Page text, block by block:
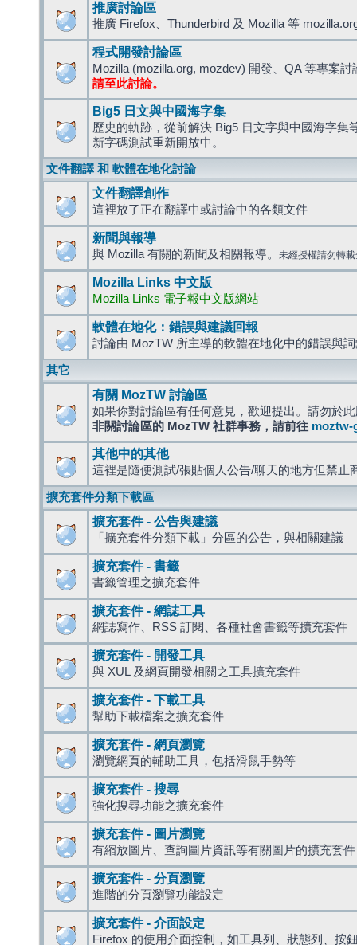
推廣討論區
推廣 Firefox、Thunderbird 及 Mozilla 等
程式開發討論區
Mozilla (mozilla.org, mozdev) 開發、QA 等專案討
請至此討論。
Big5 日文與中國海字集
歷史的軌跡，從前解決 Big5 日文字與中國海字集
新字碼測試重新開放中。
文件翻譯 和 軟體在地化討論
文件翻譯創作
這裡放了正在翻譯中或討論中的各類文件
新聞與報導
與 Mozilla 有關的新聞及相關報導。 未經授權請勿轉
Mozilla Links 中文版
Mozilla Links 電子報中文版網站
軟體在地化：錯誤與建議回報
討論由 MozTW 所主導的軟體在地化中的錯誤與
其它
有關 MozTW 討論區
如果你對討論區有任何意見，歡迎提出。請勿於
非關討論區的 MozTW 社群事務，請前往 moztw-
其他中的其他
這裡是隨便測試/張貼個人公告/聊天的地方但禁止
擴充套件分類下載區
擴充套件 - 公告與建議
「擴充套件分類下載」分區的公告，與相關建議
擴充套件 - 書籤
書籤管理之擴充套件
擴充套件 - 網誌工具
網誌寫作、RSS 訂閱、各種社會書籤等擴充套件
擴充套件 - 開發工具
與 XUL 及網頁開發相關之工具擴充套件
擴充套件 - 下載工具
幫助下載檔案之擴充套件
擴充套件 - 網頁瀏覽
瀏覽網頁的輔助工具，包括滑鼠手勢等
擴充套件 - 搜尋
強化搜尋功能之擴充套件
擴充套件 - 圖片瀏覽
有縮放圖片、查詢圖片資訊等有關圖片的擴充套件
擴充套件 - 分頁瀏覽
進階的分頁瀏覽功能設定
擴充套件 - 介面設定
Firefox 的使用介面控制，如工具列、狀態列、按